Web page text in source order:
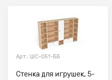
Арт.: ШС-051-ББ
Стенка для игрушек, 5-